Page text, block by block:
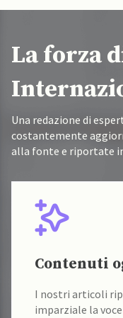
La forza
Una redazione di
costantemente
alla fonte e riportate
Contenuti
I nostri articoli
imparziale la